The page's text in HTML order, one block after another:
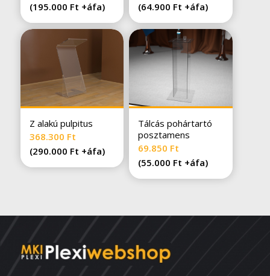
(195.000 Ft +áfa)
(64.900 Ft +áfa)
Z alakú pulpitus
368.300 Ft
(290.000 Ft +áfa)
Tálcás pohártartó
posztamens
69.850 Ft
(55.000 Ft +áfa)